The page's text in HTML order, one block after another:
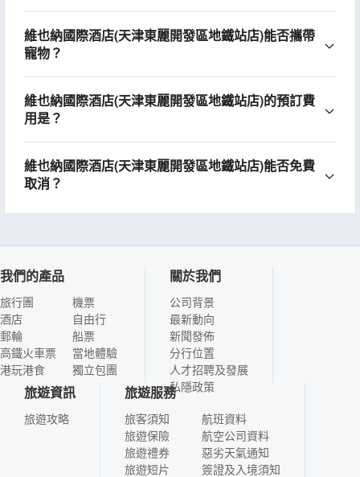
維也納國際酒店(天津東麗開發區地鐵站店)能否攜帶
寵物？
維也納國際酒店(天津東麗開發區地鐵站店)的預訂費
用是？
維也納國際酒店(天津東麗開發區地鐵站店)能否免費
取消？
我們的產品
旅行團
酒店
郵輪
高鐵火車票
港玩港食
機票
自由行
船票
當地體驗
獨立包團
關於我們
公司背景
最新動向
新聞發佈
分行位置
人才招聘及發展
私隱政策
旅遊資訊
旅遊攻略
旅遊服務
旅客須知
旅遊保險
旅遊禮券
旅遊短片
航班資料
航空公司資料
惡劣天氣通知
簽證及入境須知